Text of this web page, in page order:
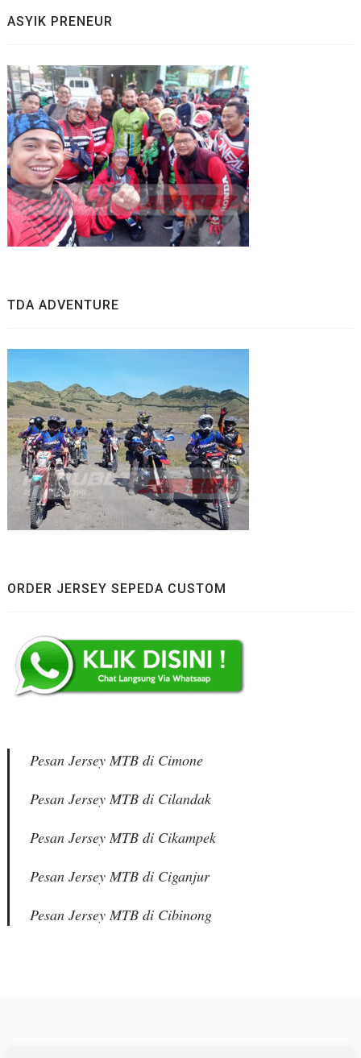
ASYIK PRENEUR
TDA ADVENTURE
ORDER JERSEY SEPEDA CUSTOM
Pesan Jersey MTB di Cimone
Pesan Jersey MTB di Cilandak
Pesan Jersey MTB di Cikampek
Pesan Jersey MTB di Ciganjur
Pesan Jersey MTB di Cibinong